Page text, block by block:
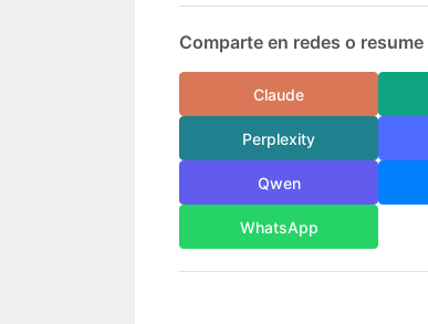
Comparte en redes o resume
Claude
Perplexity
Qwen
WhatsApp